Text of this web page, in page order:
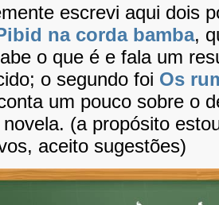
escrevi aqui dois
na corda bamba,
o que é e fala um
o segundo foi Os
um pouco sobre o
(a propósito
aceito sugestões)